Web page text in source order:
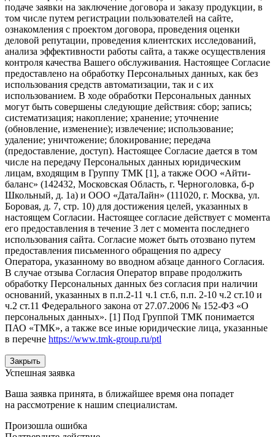
подаче заявки на заключение договора и заказу продукции, в
том числе путем регистрации пользователей на сайте,
ознакомления с проектом договора, проведения оценки
деловой репутации, проведения клиентских исследований,
анализа эффективности работы сайта, а также осуществления
контроля качества Вашего обслуживания. Настоящее Согласие
предоставлено на обработку Персональных данных, как без
использования средств автоматизации, так и с их
использованием. В ходе обработки Персональных данных
могут быть совершены следующие действия: сбор; запись;
систематизация; накопление; хранение; уточнение
(обновление, изменение); извлечение; использование;
удаление; уничтожение; блокирование; передача
(предоставление, доступ). Настоящее Согласие дается в том
числе на передачу Персональных данных юридическим
лицам, входящим в Группу ТМК [1], а также ООО «Айти-
баланс» (142432, Московская Область, г. Черноголовка, б-р
Школьный, д. 1а) и ООО «ДатаЛайн» (111020, г. Москва, ул.
Боровая, д. 7, стр. 10) для достижения целей, указанных в
настоящем Согласии. Настоящее согласие действует с момента
его предоставления в течение 3 лет с момента последнего
использования сайта. Согласие может быть отозвано путем
предоставления письменного обращения по адресу
Оператора, указанному во вводном абзаце данного Согласия.
В случае отзыва Согласия Оператор вправе продолжить
обработку Персональных данных без согласия при наличии
оснований, указанных в п.п.2-11 ч.1 ст.6, п.п. 2-10 ч.2 ст.10 и
ч.2 ст.11 Федерального закона от 27.07.2006 № 152-ФЗ «О
персональных данных». [1] Под Группой ТМК понимается
ПАО «ТМК», а также все иные юридические лица, указанные
в перечне https://www.tmk-group.ru/ptl
Закрыть
Успешная заявка
Ваша заявка принята, в ближайшее время она попадет
на рассмотрение к нашим специалистам.
Произошла ошибка